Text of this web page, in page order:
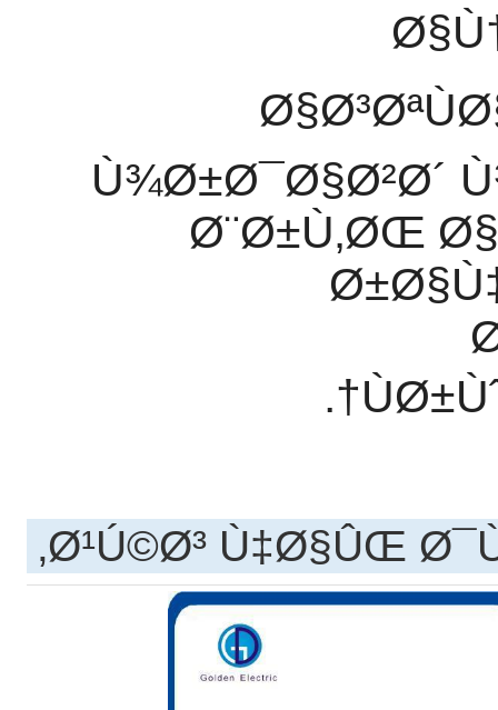
Ù¾Ø±Ø¯Ø§Ø²Ø´
Ø¨Ø±Ù‚ØŒ
Ø¹Ú©Ø³ Ù‡Ø§ÛŒ